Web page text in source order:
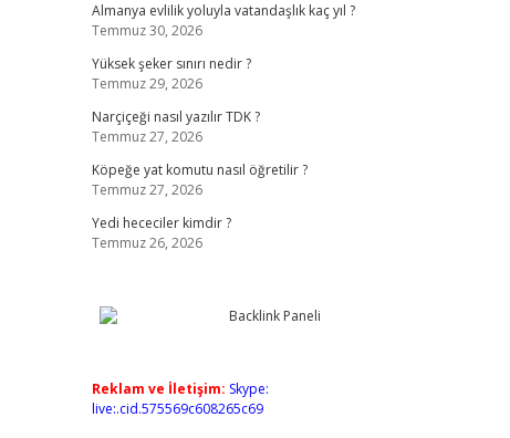
Almanya evlilik yoluyla vatandaşlık kaç yıl ?
Temmuz 30, 2026
Yüksek şeker sınırı nedir ?
Temmuz 29, 2026
Narçiçeği nasıl yazılır TDK ?
Temmuz 27, 2026
Köpeğe yat komutu nasıl öğretilir ?
Temmuz 27, 2026
Yedi hececiler kimdir ?
Temmuz 26, 2026
Reklam ve İletişim: Skype:
live:.cid.575569c608265c69